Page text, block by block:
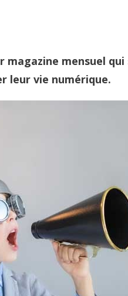
magazine mensuel
leur vie numérique.